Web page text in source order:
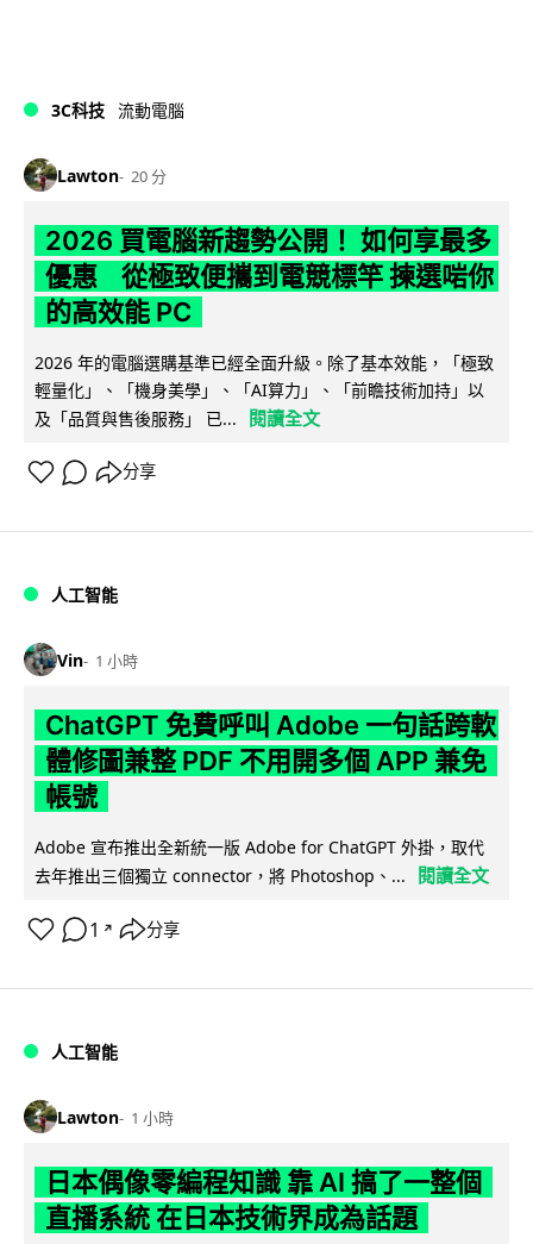
3C科技 流動電腦
Lawton 20 分
2026 買電腦新趨勢公開！ 如何享最多
優惠 從極致便攜到電競標竿 揀選啱你
的高效能 PC
2026 年的電腦選購基準已經全面升級。除了基本效能，「極致
輕量化」、「機身美學」、「AI算力」、「前瞻技術加持」以
及「品質與售後服務」 已...
閱讀全文
分享
人工智能
Vin 1 小時
ChatGPT 免費呼叫 Adobe 一句話跨軟
體修圖兼整 PDF 不用開多個 APP 兼免
帳號
Adobe 宣布推出全新統一版 Adobe for ChatGPT 外掛，取代
去年推出三個獨立 connector，將 Photoshop、...
閱讀全文
1 ↗ 分享
人工智能
Lawton 1 小時
日本偶像零編程知識 靠 AI 搞了一整個
直播系統 在日本技術界成為話題